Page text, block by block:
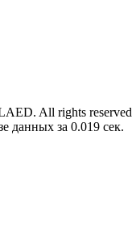
All rights
данных за 0.019 сек.